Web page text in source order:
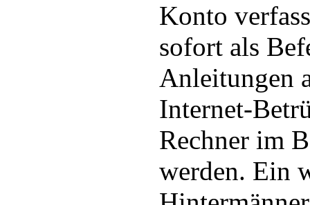
Konto
sofort als
Anleitungen
Internet-
Rechner im
werden. Ein